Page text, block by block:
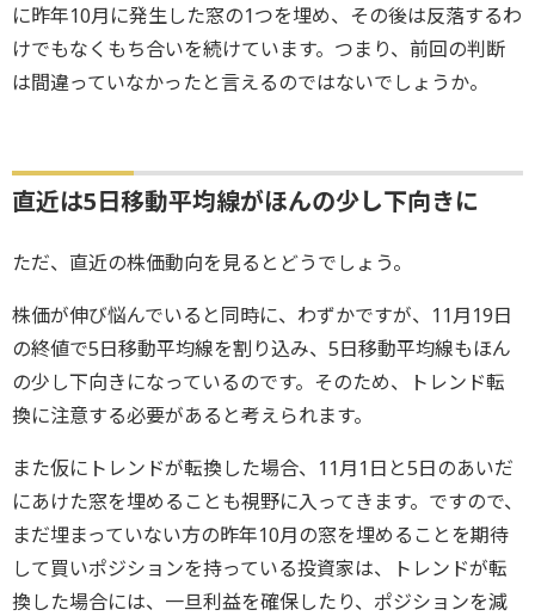
に昨年10月に発生した窓の1つを埋め、その後は反落するわ
けでもなくもち合いを続けています。つまり、前回の判断
は間違っていなかったと言えるのではないでしょうか。
直近は5日移動平均線がほんの少し下向きに
ただ、直近の株価動向を見るとどうでしょう。
株価が伸び悩んでいると同時に、わずかですが、11月19日
の終値で5日移動平均線を割り込み、5日移動平均線もほん
の少し下向きになっているのです。そのため、トレンド転
換に注意する必要があると考えられます。
また仮にトレンドが転換した場合、11月1日と5日のあいだ
にあけた窓を埋めることも視野に入ってきます。ですので、
まだ埋まっていない方の昨年10月の窓を埋めることを期待
して買いポジションを持っている投資家は、トレンドが転
換した場合には、一旦利益を確保したり、ポジションを減